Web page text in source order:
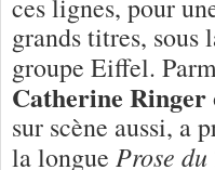
ces lignes, pour
grands titres,
groupe Eiffel.
Catherine Ringer
sur scène aussi, a
la longue Prose